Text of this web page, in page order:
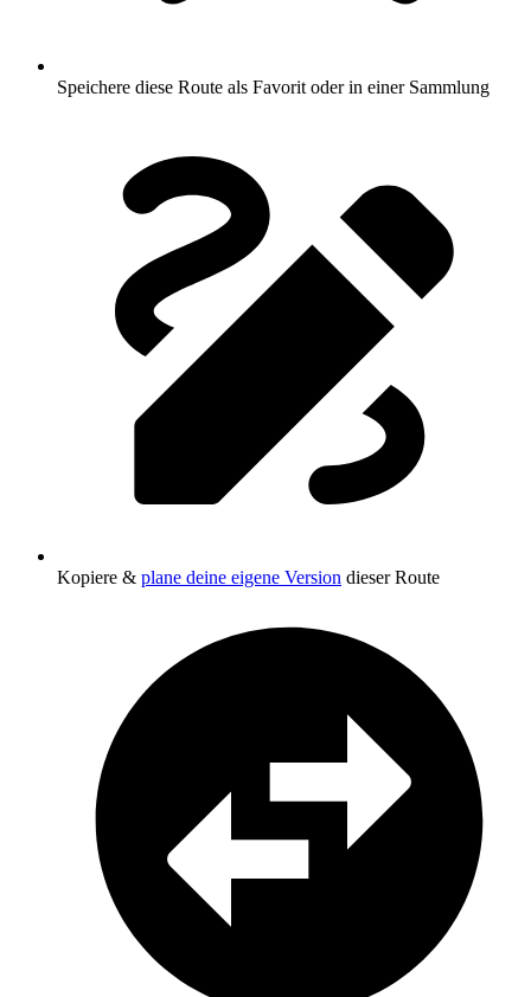
Speichere diese Route als Favorit oder in einer Sammlung
Kopiere & plane deine eigene Version dieser Route